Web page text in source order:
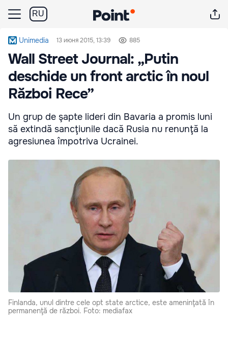
RU
Unimedia 13 июня 2015, 13:39 885
Wall Street Journal: „Putin
deschide un front arctic în noul
Război Rece”
Un grup de şapte lideri din Bavaria a promis luni
să extindă sancţiunile dacă Rusia nu renunţă la
agresiunea împotriva Ucrainei.
Finlanda, unul dintre cele opt state arctice, este ameninţată în
permanenţă de război. Foto: mediafax